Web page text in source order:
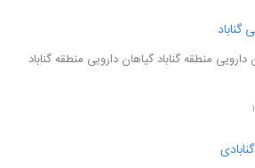
گناباد
منطقه گناباد گیاهان دارویی منطقه گناباد